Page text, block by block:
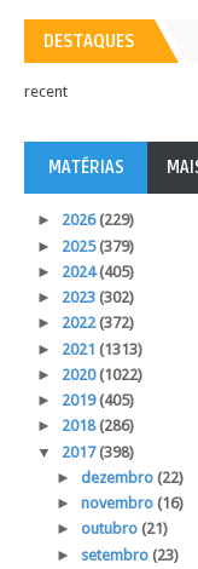
DESTAQUES
recent
MATÉRIAS
► 2026(229)
► 2025(379)
► 2024(405)
► 2023 (302)
► 2022(372)
► 2021 (1313)
► 2020(1022)
► 2019(405)
► 2018(286)
▼ 2017(398)
► dezembro (22)
► novembro (16)
► outubro (21)
► setembro (23)